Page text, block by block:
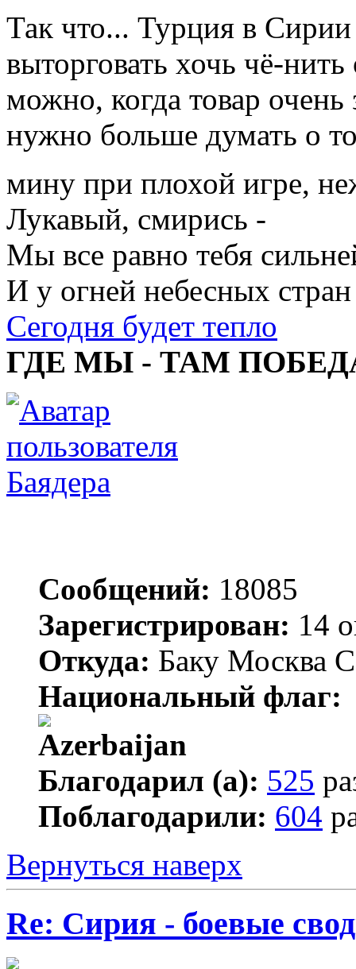
Так что... Турция в
выторговать хочь чё-
можно, когда товар
нужно больше думать о
мину при плохой игре,
Лукавый, смирись -
Мы все равно тебя
И у огней небесных стран
Сегодня будет тепло
ГДЕ МЫ - ТАМ
Баядера
Сообщений: 18085
Зарегистрирован: 14
Откуда: Баку Москва
Национальный флаг:
Благодарил (а): 525
Поблагодарили: 604
Вернуться наверх
Re: Сирия - боевые